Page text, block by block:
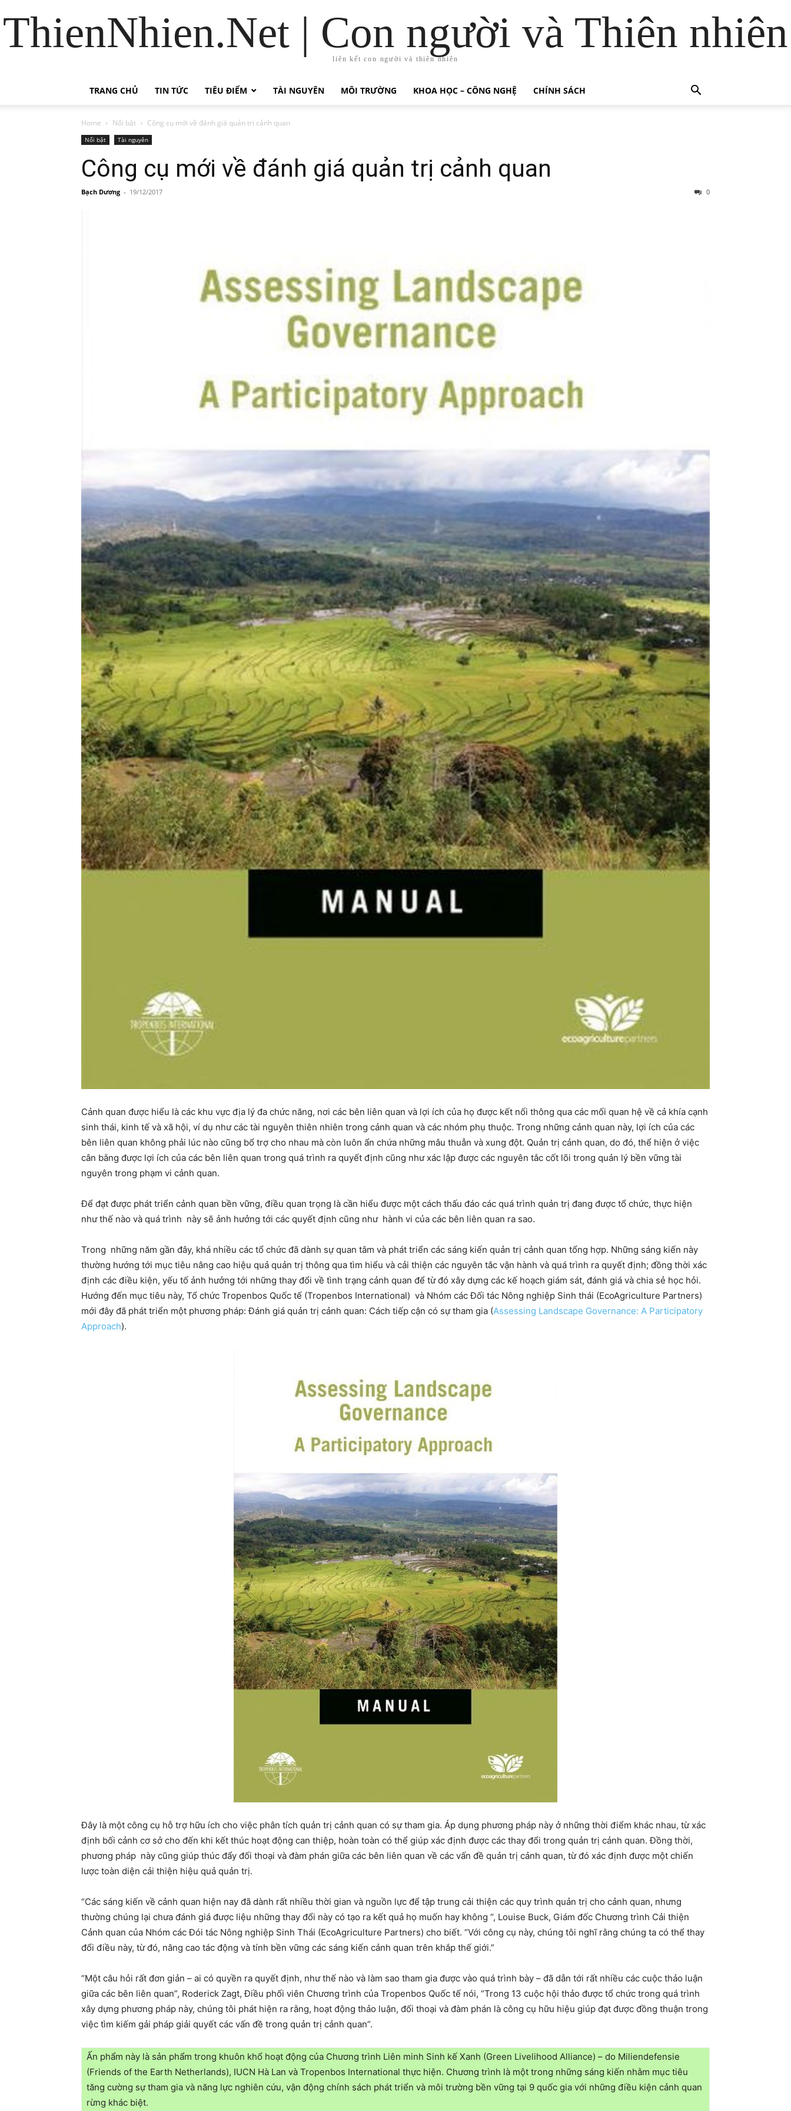
ThienNhien.Net | Con người và Thiên nhiên
liên kết con người và thiên nhiên
TRANG CHỦ TIN TỨC TIÊU ĐIỂM TÀI NGUYÊN MÔI TRƯỜNG KHOA HỌC – CÔNG NGHỆ CHÍNH SÁCH
Home Nổi bật Công cụ mới về đánh giá quản trị cảnh quan
Nổi bật Tài nguyên
Công cụ mới về đánh giá quản trị cảnh quan
Bạch Dương - 19/12/2017 0
Cảnh quan được hiểu là các khu vực địa lý đa chức năng, nơi các bên liên quan và lợi ích của họ được kết nối thông qua các mối quan hệ về cả khía cạnh
sinh thái, kinh tế và xã hội, ví dụ như các tài nguyên thiên nhiên trong cảnh quan và các nhóm phụ thuộc. Trong những cảnh quan này, lợi ích của các
bên liên quan không phải lúc nào cũng bổ trợ cho nhau mà còn luôn ẩn chứa những mâu thuẫn và xung đột. Quản trị cảnh quan, do đó, thể hiện ở việc
cân bằng được lợi ích của các bên liên quan trong quá trình ra quyết định cũng như xác lập được các nguyên tắc cốt lõi trong quản lý bền vững tài
nguyên trong phạm vi cảnh quan.
Để đạt được phát triển cảnh quan bền vững, điều quan trọng là cần hiểu được một cách thấu đáo các quá trình quản trị đang được tổ chức, thực hiện
như thế nào và quá trình này sẽ ảnh hưởng tới các quyết định cũng như hành vi của các bên liên quan ra sao.
Trong những năm gần đây, khá nhiều các tổ chức đã dành sự quan tâm và phát triển các sáng kiến quản trị cảnh quan tổng hợp. Những sáng kiến này
thường hướng tới mục tiêu nâng cao hiệu quả quản trị thông qua tìm hiểu và cải thiện các nguyên tắc vận hành và quá trình ra quyết định; đồng thời xác
định các điều kiện, yếu tố ảnh hưởng tới những thay đổi về tình trạng cảnh quan để từ đó xây dựng các kế hoạch giám sát, đánh giá và chia sẻ học hỏi.
Hướng đến mục tiêu này, Tổ chức Tropenbos Quốc tế (Tropenbos International) và Nhóm các Đối tác Nông nghiệp Sinh thái (EcoAgriculture Partners)
mới đây đã phát triển một phương pháp: Đánh giá quản trị cảnh quan: Cách tiếp cận có sự tham gia (Assessing Landscape Governance: A Participatory
Approach).
Đây là một công cụ hỗ trợ hữu ích cho việc phân tích quản trị cảnh quan có sự tham gia. Áp dụng phương pháp này ở những thời điểm khác nhau, từ xác
định bối cảnh cơ sở cho đến khi kết thúc hoạt động can thiệp, hoàn toàn có thể giúp xác định được các thay đổi trong quản trị cảnh quan. Đồng thời,
phương pháp này cũng giúp thúc đẩy đối thoại và đàm phán giữa các bên liên quan về các vấn đề quản trị cảnh quan, từ đó xác định được một chiến
lược toàn diện cải thiện hiệu quả quản trị.
“Các sáng kiến về cảnh quan hiện nay đã dành rất nhiều thời gian và nguồn lực để tập trung cải thiện các quy trình quản trị cho cảnh quan, nhưng
thường chúng lại chưa đánh giá được liệu những thay đổi này có tạo ra kết quả họ muốn hay không “, Louise Buck, Giám đốc Chương trình Cải thiện
Cảnh quan của Nhóm các Đói tác Nông nghiệp Sinh Thái (EcoAgriculture Partners) cho biết. “Với công cụ này, chúng tôi nghĩ rằng chúng ta có thể thay
đổi điều này, từ đó, nâng cao tác động và tính bền vững các sáng kiến cảnh quan trên khắp thế giới.”
“Một câu hỏi rất đơn giản – ai có quyền ra quyết định, như thế nào và làm sao tham gia được vào quá trình bày – đã dẫn tới rất nhiều các cuộc thảo luận
giữa các bên liên quan”, Roderick Zagt, Điều phối viên Chương trình của Tropenbos Quốc tế nói, “Trong 13 cuộc hội thảo được tổ chức trong quá trình
xây dựng phương pháp này, chúng tôi phát hiện ra rằng, hoạt động thảo luận, đối thoại và đàm phán là công cụ hữu hiệu giúp đạt được đồng thuận trong
việc tìm kiếm gải pháp giải quyết các vấn đề trong quản trị cảnh quan”.
Ấn phẩm này là sản phẩm trong khuôn khổ hoạt động của Chương trình Liên minh Sinh kế Xanh (Green Livelihood Alliance) – do Miliendefensie
(Friends of the Earth Netherlands), IUCN Hà Lan và Tropenbos International thực hiện. Chương trình là một trong những sáng kiến nhằm mục tiêu
tăng cường sự tham gia và năng lực nghiên cứu, vận động chính sách phát triển và môi trường bền vững tại 9 quốc gia với những điều kiện cảnh quan
rừng khác biệt.